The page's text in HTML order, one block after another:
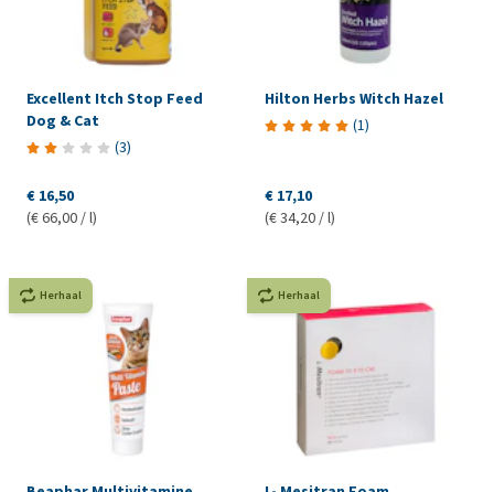
Excellent Itch Stop Feed
Dog & Cat
(3)
€ 16,50
(€ 66,00 / l)
Hilton Herbs Witch Hazel
(1)
€ 17,10
(€ 34,20 / l)
Herhaal Herhaal